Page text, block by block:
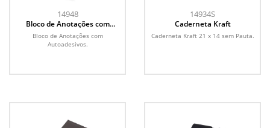
14948
Bloco de Anotações com
Autoadesivos
Bloco de Anotações com
Autoadesivos.
14934S
Caderneta Kraft
Caderneta Kraft 21 x 14 sem Pauta.